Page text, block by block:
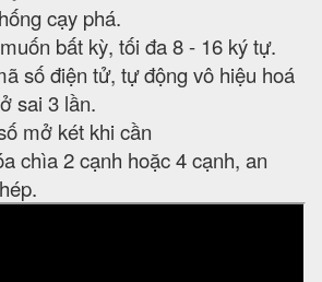
cạy phá.
bất kỳ, tối đa 8 - 16 ký tự.
số điện tử, tự động vô hiệu hoá
sai 3 lần.
mở két khi cần
chìa 2 cạnh hoặc 4 cạnh, an